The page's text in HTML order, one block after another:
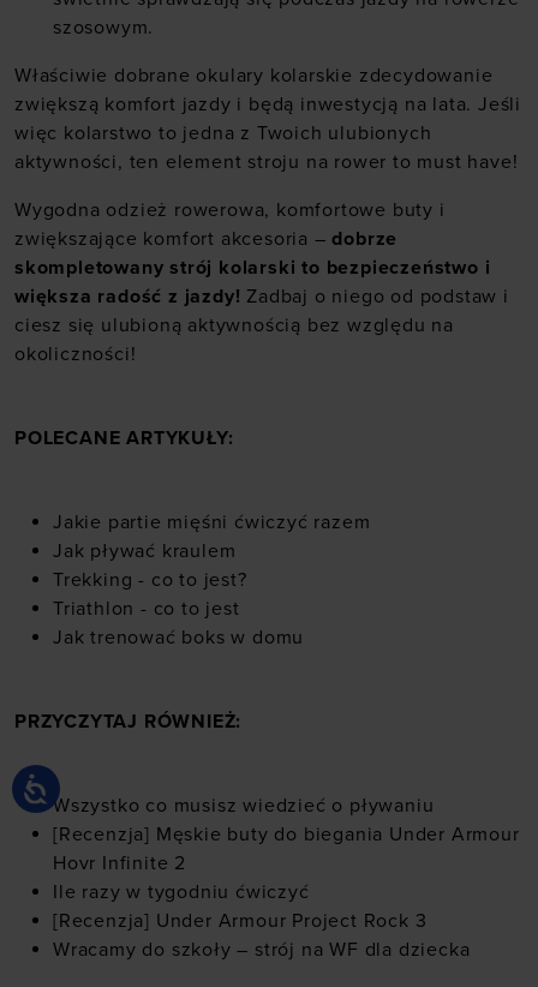
szosowym.
Właściwie dobrane okulary kolarskie zdecydowanie
zwiększą komfort jazdy i będą inwestycją na lata. Jeśli
więc kolarstwo to jedna z Twoich ulubionych
aktywności, ten element stroju na rower to must have!
Wygodna odzież rowerowa, komfortowe buty i
zwiększające komfort akcesoria –dobrze
skompletowany strój kolarski to bezpieczeństwo i
większa radość z jazdy! Zadbaj o niego od podstaw i
ciesz się ulubioną aktywnością bez względu na
okoliczności!
POLECANE ARTYKUŁY:
Jakie partie mięśni ćwiczyć razem
Jak pływać kraulem
Trekking - co to jest?
Triathlon - co to jest
Jak trenować boks w domu
PRZYCZYTAJ RÓWNIEŻ:
Wszystko co musisz wiedzieć o pływaniu
[Recenzja] Męskie buty do biegania Under Armour
Hovr Infinite 2
Ile razy w tygodniu ćwiczyć
[Recenzja] Under Armour Project Rock 3
Wracamy do szkoły – strój na WF dla dziecka